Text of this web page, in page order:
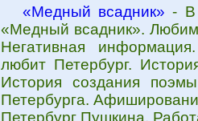
«Медный всадник» - В
«Медный всадник».
Негативная
любит Петербург.
История создания
Петербурга.
Петербург Пушкина.